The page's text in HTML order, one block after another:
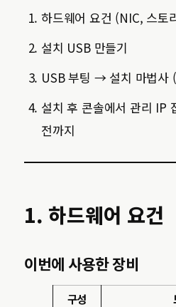
하드웨어 요건 (NIC, 스토
설치 USB 만들기
USB 부팅 → 설치 마법사
설치 후 콘솔에서 관리
전까지
1. 하드웨어 요건
이번에 사용한 장비
구성